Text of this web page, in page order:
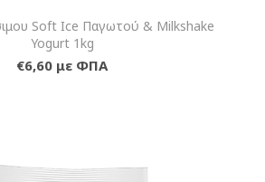
Soft Ice Παγωτού & Milkshake
Yogurt 1kg
€6,60 με ΦΠΑ